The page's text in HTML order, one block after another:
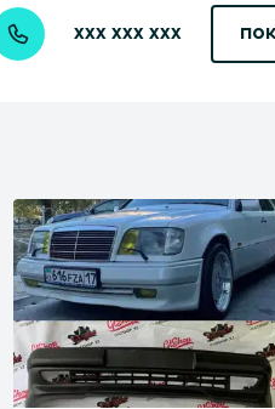
xxx xxx xxx